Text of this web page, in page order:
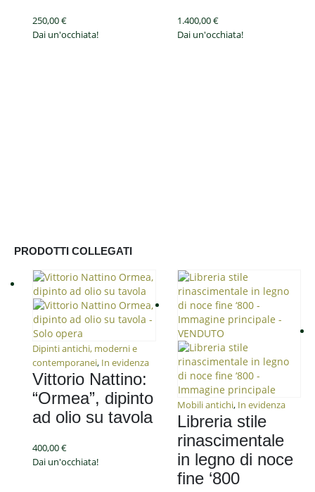
250,00€
Dai un'occhiata!
1.400,00€
Dai un'occhiata!
PRODOTTI COLLEGATI
Dipinti antichi, moderni e
contemporanei, In evidenza
Vittorio Nattino:
“Ormea”, dipinto
ad olio su tavola
400,00€
Dai un'occhiata!
Mobili antichi, In evidenza
Libreria stile
rinascimentale
in legno di noce
fine ‘800
Site Map
Home|Chi siamo|Servizi Acquisto| Vendita|
Contatti
SEGUICI SU: